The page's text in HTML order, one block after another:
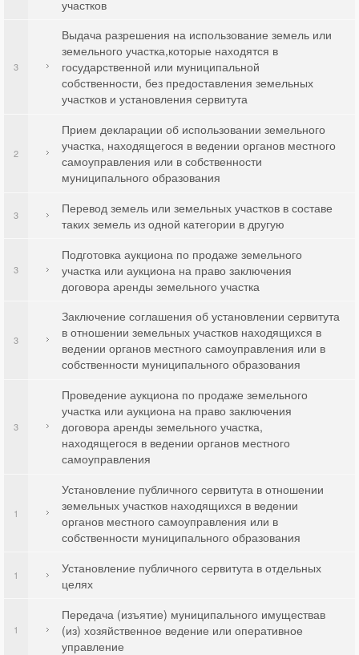
участков
Выдача разрешения на использование земель или
земельного участка,которые находятся в
государственной или муниципальной
собственности, без предоставления земельных
участков и установления сервитута
3
Прием декларации об использовании земельного
участка, находящегося в ведении органов местного
самоуправления или в собственности
муниципального образования
2
Перевод земель или земельных участков в составе
таких земель из одной категории в другую
3
Подготовка аукциона по продаже земельного
участка или аукциона на право заключения
договора аренды земельного участка
3
Заключение соглашения об установлении сервитута
в отношении земельных участков находящихся в
ведении органов местного самоуправления или в
собственности муниципального образования
3
Проведение аукциона по продаже земельного
участка или аукциона на право заключения
договора аренды земельного участка,
находящегося в ведении органов местного
самоуправления
3
Установление публичного сервитута в отношении
земельных участков находящихся в ведении
органов местного самоуправления или в
собственности муниципального образования
1
Установление публичного сервитута в отдельных
целях
1
Передача (изъятие) муниципального имуществав
(из) хозяйственное ведение или оперативное
управление
1